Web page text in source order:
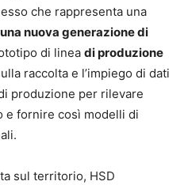
che rappresenta una
una nuova generazione di
di linea di produzione
raccolta e l’impiego di dati
produzione per rilevare
e fornire così modelli di
sul territorio, HSD